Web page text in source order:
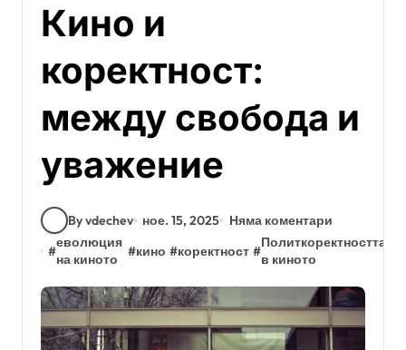
Кино и
коректност:
между свобода и
уважение
By vdechev ное. 15, 2025
Няма коментари
#
еволюция
на киното
#кино #коректност #
Политкоректността
в киното